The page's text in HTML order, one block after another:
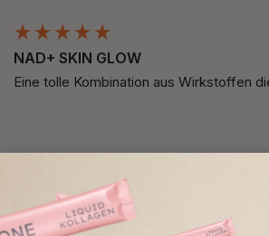
NAD+ SKIN GLOW
Eine tolle Kombination aus Wirkstoffen
Verified Customer
Anja Heinrich